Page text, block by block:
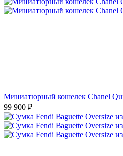
Миниатюрный кошелек Chanel
99 900 ₽